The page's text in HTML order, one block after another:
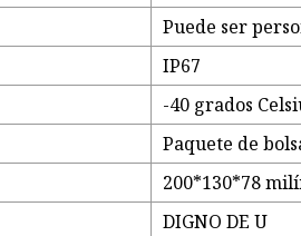
Puede ser
IP67
-40 grados
Paquete de
200*130*78
DIGNO DE U